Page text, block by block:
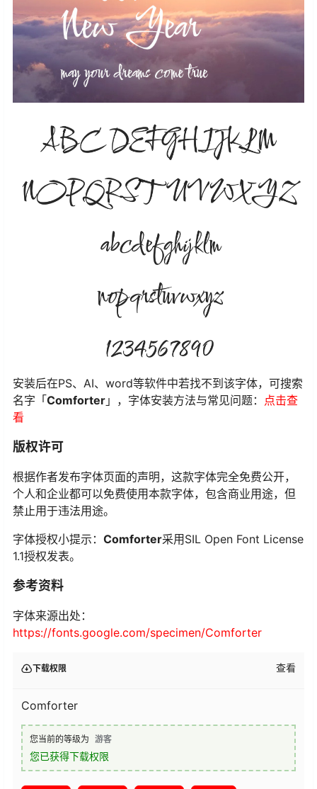
安装后在PS、AI、word等软件中若找不到该字体，可搜索
名字「Comforter 」，字体安装方法与常见问题： 点击查
看
版权许可
根据作者发布字体页面的声明，这款字体完全免费公开，
个人和企业都可以免费使用本款字体，包含商业用途，但
禁止用于违法用途。
字体授权小提示： Comforter采用SIL Open Font License
1.1授权发表。
参考资料
字体来源出处：
https://fonts.google.com/specimen/Comforter
下载权限 查看
Comforter
您当前的等级为 游客
您已获得下载权限